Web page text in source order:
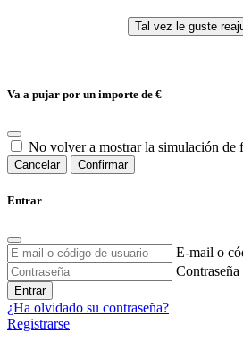
Va a pujar por un importe de €
No volver a mostrar la simulación de
Cancelar Confirmar
Entrar
E-mail o
Contraseña
Entrar
¿Ha olvidado su contraseña?
Registrarse